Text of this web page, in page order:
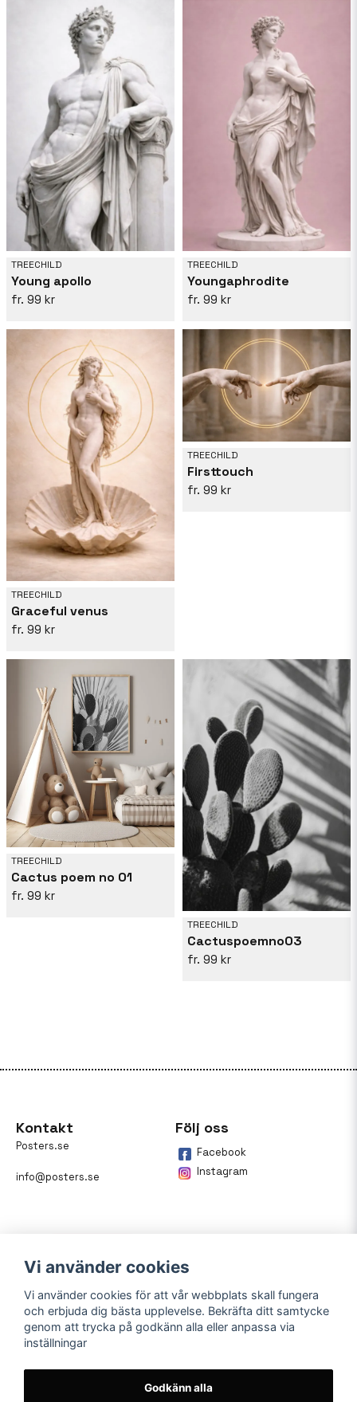
TREECHILD
Young apollo
99 kr
TREECHILD
Youngaphrodite
99 kr
TREECHILD
Graceful venus
99 kr
TREECHILD
Firsttouch
99 kr
TREECHILD
Cactus poem no 01
99 kr
TREECHILD
Cactuspoemno03
99 kr
Kontakt
Posters.se
info@posters.se
Följ oss
Facebook
Instagram
Betalning
På posters.se kan du enkelt
Vi använder cookies
Vi använder cookies för att vår webbplats skall fungera
och erbjuda dig bästa upplevelse. Bekräfta ditt samtycke
genom att trycka på godkänn alla eller anpassa via
inställningar
Godkänn alla